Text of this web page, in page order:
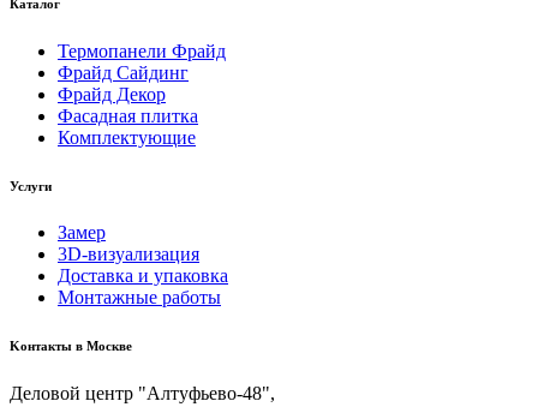
Каталог
Термопанели Фрайд
Фрайд Сайдинг
Фрайд Декор
Фасадная плитка
Комплектующие
Услуги
Замер
3D-визуализация
Доставка и упаковка
Монтажные работы
Kонтакты в Москве
Деловой центр "Алтуфьево-48",